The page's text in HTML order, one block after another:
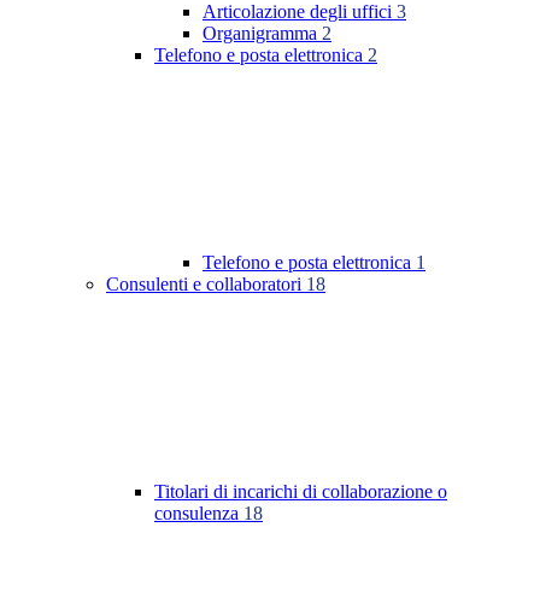
Articolazione degli uffici 3
Organigramma 2
Telefono e posta elettronica 2
Telefono e posta elettronica 1
Consulenti e collaboratori 18
Titolari di incarichi di collaborazione o
consulenza 18